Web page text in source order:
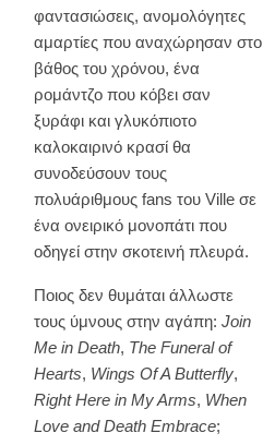
φαντασιώσεις, ανομολόγητες
αμαρτίες που αναχώρησαν στο
βάθος του χρόνου, ένα
ρομάντζο που κόβει σαν
ξυράφι και γλυκόπιοτο
καλοκαιρινό κρασί θα
συνοδεύσουν τους
πολυάριθμους fans του Ville σε
ένα ονειρικό μονοπάτι που
οδηγεί στην σκοτεινή πλευρά.
Ποιος δεν θυμάται άλλωστε
τους ύμνους στην αγάπη: Join
Me in Death, The Funeral of
Hearts, Wings Of A Butterfly,
Right Here in My Arms, When
Love and Death Embrace;